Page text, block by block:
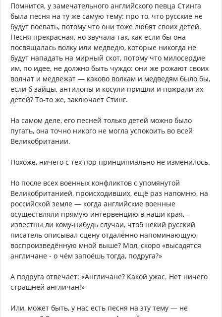
Помнится, у замечательного английского певца Стинга
была песня на ту же самую тему: про то, что русские не
будут воевать, потому что они тоже любят своих детей.
Песня прекрасная, но звучала так, как если бы она
посвящалась волку или медведю, которые никогда не
будут нападать на мирный скот, потому что милосердие
им, по идее, не должно быть чуждо: они же рожают своих
волчат и медвежат — каково волкам и медведям было бы,
если б зайцы, антилопы и косули пришли и пожрали их
детей? То-то же, заключает Стинг.
На самом деле, его песней только детей можно было
пугать, она точно никого не могла успокоить во всей
Великобритании.
Похоже, ничего с тех пор принципиально не изменилось.
Но после всех военных конфликтов с упомянутой
Великобританией, происходивших, ещё раз напомню, на
российской земле — когда английские военные
осуществляли прямую интервенцию в наши края, -
известны ли кому-нибудь случаи, чтоб некий русский
писатель описывал сцену отдалённо напоминающую,
воспроизведённую мной выше? Мол, скоро «высадятся
англичане - о чём запоёшь тогда, подруга?»
А подруга отвечает: «Англичане? Какой ужас. Нет ничего
страшней англичан!»
Или, может быть, у нас есть песня на эту тему — не